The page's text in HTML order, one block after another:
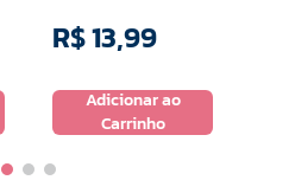
R$13,99
Adicionar ao
Carrinho